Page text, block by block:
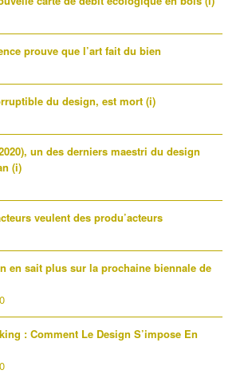
prouve que l’art fait du bien
du design, est mort (i)
un des derniers maestri du design
(i)
veulent des produ’acteurs
en sait plus sur la prochaine biennale de
: Comment Le Design S’impose En